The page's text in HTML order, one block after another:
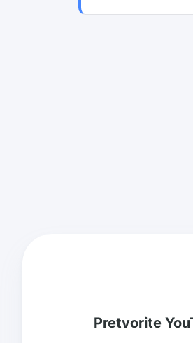
Pretvorite